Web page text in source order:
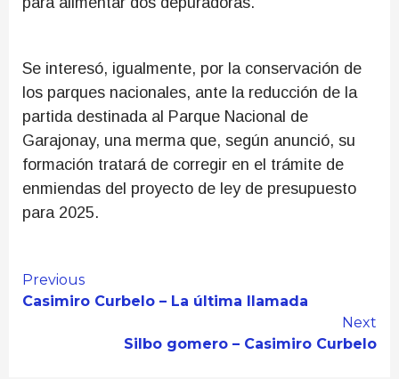
Se interesó, igualmente, por la conservación de
los parques nacionales, ante la reducción de la
partida destinada al Parque Nacional de
Garajonay, una merma que, según anunció, su
formación tratará de corregir en el trámite de
enmiendas del proyecto de ley de presupuesto
para 2025.
Continue
Previous
Casimiro Curbelo – La última llamada
Next
Silbo gomero – Casimiro Curbelo